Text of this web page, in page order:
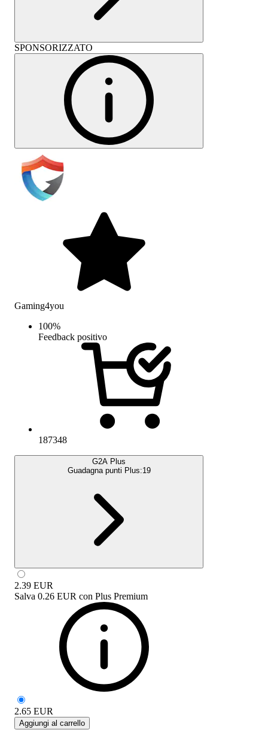
SPONSORIZZATO
Gaming4you
100%
Feedback positivo
187348
G2A Plus
Guadagna punti Plus:19
2.39 EUR
Salva 0.26 EUR con Plus Premium
2.65 EUR
Aggiungi al carrello